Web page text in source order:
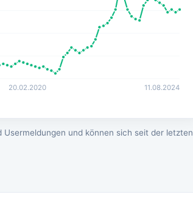
20.02.2020 11.08.2024
und können sich seit der letzten